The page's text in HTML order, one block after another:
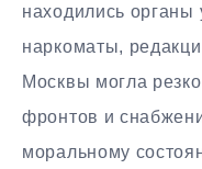
находились
наркоматы,
Москвы могла
фронтов и
моральному